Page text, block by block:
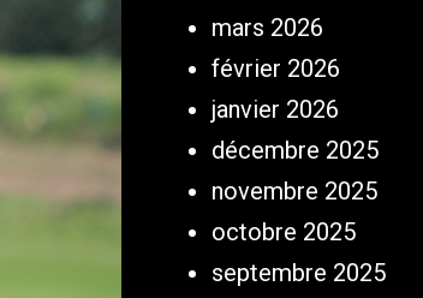
mars 2026
février 2026
janvier 2026
décembre 2025
novembre 2025
octobre 2025
septembre 2025